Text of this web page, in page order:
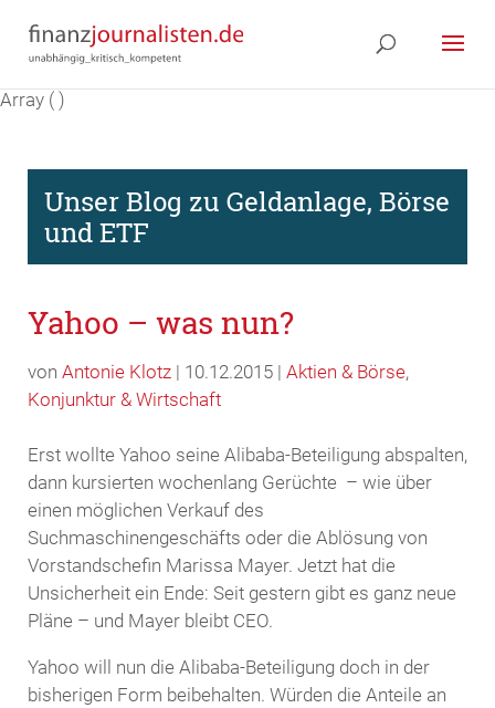
Array ( )
Unser Blog zu Geldanlage, Börse
und ETF
Yahoo – was nun?
von Antonie Klotz| 10.12.2015 | Aktien & Börse,
Konjunktur & Wirtschaft
Erst wollte Yahoo seine Alibaba-Beteiligung abspalten,
dann kursierten wochenlang Gerüchte – wie über
einen möglichen Verkauf des
Suchmaschinengeschäfts oder die Ablösung von
Vorstandschefin Marissa Mayer. Jetzt hat die
Unsicherheit ein Ende: Seit gestern gibt es ganz neue
Pläne – und Mayer bleibt CEO.
Yahoo will nun die Alibaba-Beteiligung doch in der
bisherigen Form beibehalten. Würden die Anteile an